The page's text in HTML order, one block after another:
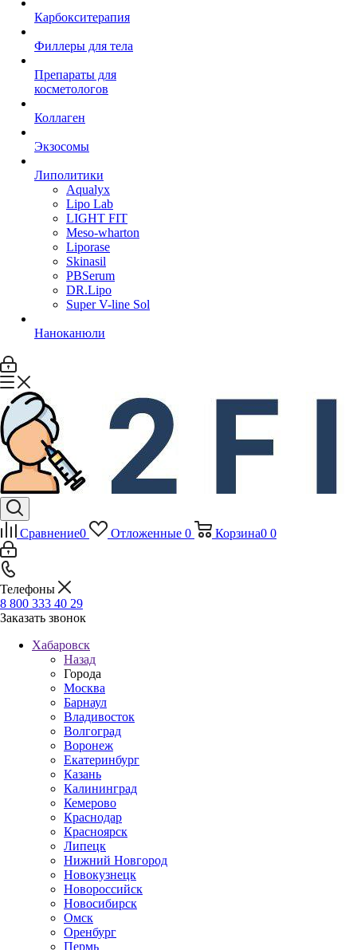
Карбокситерапия
Филлеры для тела
Препараты для
косметологов
Коллаген
Экзосомы
Липолитики
Aqualyx
Lipo Lab
LIGHT FIT
Meso-wharton
Liporase
Skinasil
PBSerum
DR.Lipo
Super V-line Sol
Наноканюли
Сравнение0 Отложенные 0 Корзина0 0
Телефоны
8 800 333 40 29
Заказать звонок
Хабаровск
Назад
Города
Москва
Барнаул
Владивосток
Волгоград
Воронеж
Екатеринбург
Казань
Калининград
Кемерово
Краснодар
Красноярск
Липецк
Нижний Новгород
Новокузнецк
Новороссийск
Новосибирск
Омск
Оренбург
Пермь